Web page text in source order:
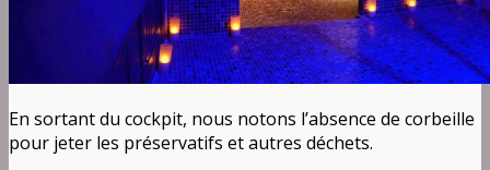
En sortant du cockpit, nous notons l’absence de corbeille
pour jeter les préservatifs et autres déchets.